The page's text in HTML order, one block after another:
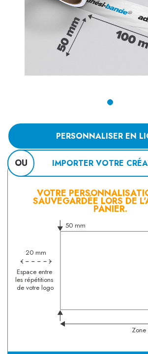
PERSONNALISER EN
OU IMPORTER VOTRE
VOTRE
SAUVEGARDÉE LORS DE
PANIER.
50 mm
Espace entre
les répétitions
de votre logo
20 mm